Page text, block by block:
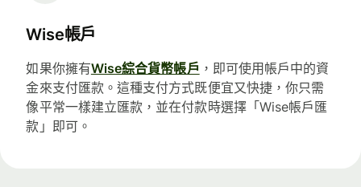
Wise帳戶
如果你擁有Wise綜合貨幣帳戶 ，即可使用帳戶中的資
金來支付匯款。這種支付方式既便宜又快捷，你只需
像平常一樣建立匯款，並在付款時選擇「Wise帳戶匯
款」即可。